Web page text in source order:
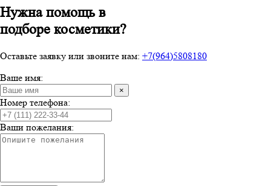
Нужна помощь в
подборе косметики?
Оставьте заявку или звоните нам: +7(964)5808180
Ваше имя:
×
Номер телефона:
Ваши пожелания: